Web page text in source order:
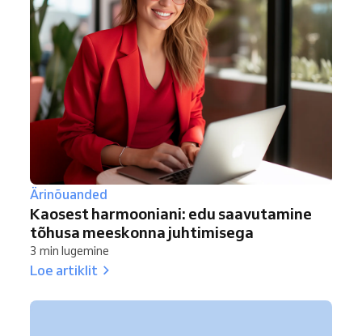
Ärinõuanded
Kaosest harmooniani: edu saavutamine
tõhusa meeskonna juhtimisega
3 min lugemine
Loe artiklit